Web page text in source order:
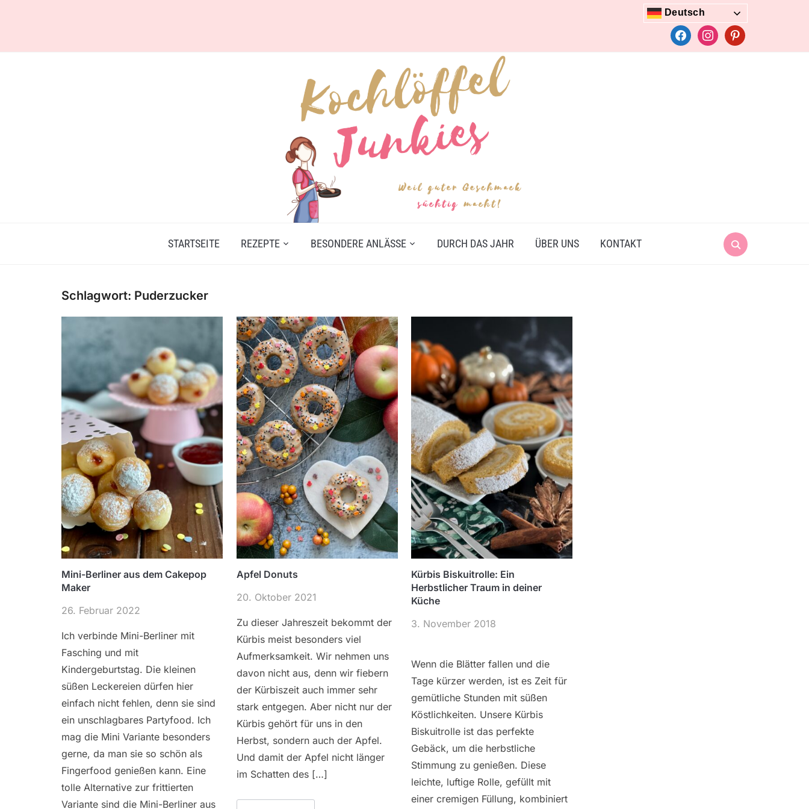
Deutsch
facebookinstagrampinterest
Search
for:
STARTSEITE REZEPTE BESONDERE ANLÄSSE DURCH DAS JAHR ÜBER UNS KONTAKT
Schlagwort: Puderzucker
Mini-Berliner aus dem Cakepop
Maker
26. Februar 2022
Ich verbinde Mini-Berliner mit
Fasching und mit
Kindergeburtstag. Die kleinen
süßen Leckereien dürfen hier
einfach nicht fehlen, denn sie sind
ein unschlagbares Partyfood. Ich
mag die Mini Variante besonders
gerne, da man sie so schön als
Fingerfood genießen kann. Eine
tolle Alternative zur frittierten
Variante sind die Mini-Berliner aus
Apfel Donuts
20. Oktober 2021
Zu dieser Jahreszeit bekommt der
Kürbis meist besonders viel
Aufmerksamkeit. Wir nehmen uns
davon nicht aus, denn wir fiebern
der Kürbiszeit auch immer sehr
stark entgegen. Aber nicht nur der
Kürbis gehört für uns in den
Herbst, sondern auch der Apfel.
Und damit der Apfel nicht länger
im Schatten des […]
Kürbis Biskuitrolle: Ein
Herbstlicher Traum in deiner
Küche
3. November 2018
Wenn die Blätter fallen und die
Tage kürzer werden, ist es Zeit für
gemütliche Stunden mit süßen
Köstlichkeiten. Unsere Kürbis
Biskuitrolle ist das perfekte
Gebäck, um die herbstliche
Stimmung zu genießen. Diese
leichte, luftige Rolle, gefüllt mit
einer cremigen Füllung, kombiniert